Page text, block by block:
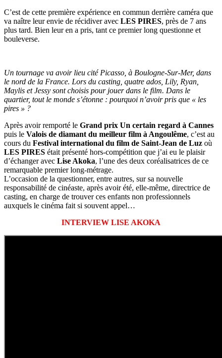
C’est de cette première expérience en commun derrière caméra que
va naître leur envie de récidiver avec LES PIRES, près de 7 ans
plus tard. Bien leur en a pris, tant ce premier long questionne et
bouleverse.
Un tournage va avoir lieu cité Picasso, à Boulogne-Sur-Mer, dans
le nord de la France. Lors du casting, quatre ados, Lily, Ryan,
Maylis et Jessy sont choisis pour jouer dans le film. Dans le
quartier, tout le monde s’étonne : pourquoi n’avoir pris que « les
pires » ?
Après avoir remporté le Grand prix Un certain regard à Cannes
puis le Valois de diamant du meilleur film à Angoulême, c’est au
cours du Festival international du film de Saint-Jean de Luz où
LES PIRES était présenté hors-compétition que j’ai eu le plaisir
d’échanger avec Lise Akoka, l’une des deux coréalisatrices de ce
remarquable premier long-métrage.
L’occasion de la questionner, entre autres, sur sa nouvelle
responsabilité de cinéaste, après avoir été, elle-même, directrice de
casting, en charge de trouver ces enfants non professionnels
auxquels le cinéma fait si souvent appel…
INTERVIEW LISE AKOKA